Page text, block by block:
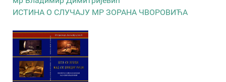
ИСТИНА О СЛУЧАЈУ МР ЗОРАНА ЧВОРОВИЋА